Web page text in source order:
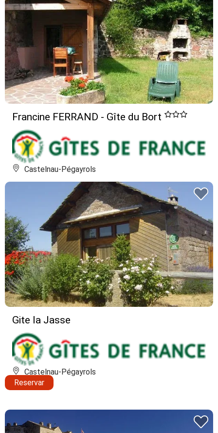
Francine FERRAND - Gîte du Bort
Castelnau-Pégayrols
Gite la Jasse
Castelnau-Pégayrols
Reservar